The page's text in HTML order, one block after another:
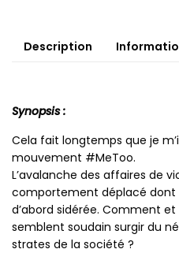
Description
Synopsis :
Cela fait longtemps que je
mouvement #MeToo.
L’avalanche des affaires de
comportement déplacé dont
d’abord sidérée. Comment
semblent soudain surgir du
strates de la société ?